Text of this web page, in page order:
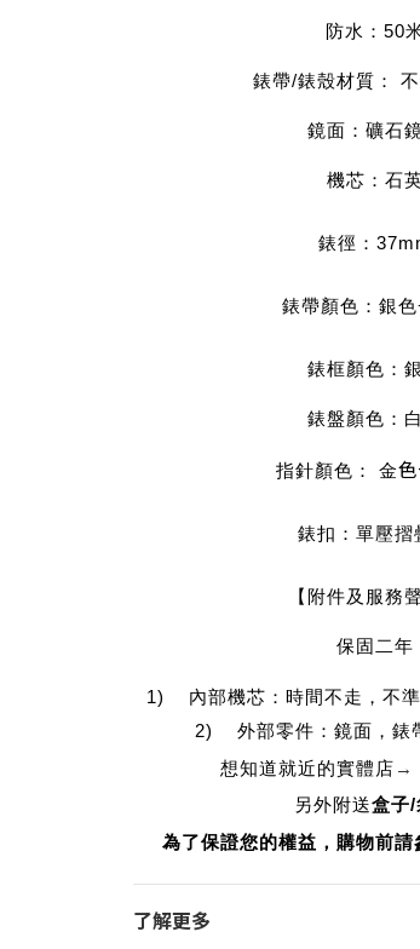
防水：50
錶帶/錶殼材質：
鏡面：礦石
機芯：石
錶徑：
錶帶顏色：銀
錶框顏色：銀
錶盤顏色：白
指針顏色： 金
錶扣：單壓摺
【附件及服務
保固二年
1) 內部機芯：時間不走，不
2) 外部零件：鏡面，錶
想知道就近的實體店 →
另外附送盒子/
為了保證您的權益，購物前
了解更多